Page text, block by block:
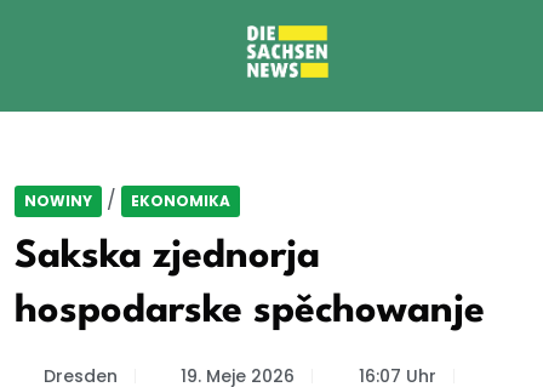
NOWINY / EKONOMIKA
Sakska zjednorja
hospodarske spěchowanje
Dresden 19. Meje 2026 16:07 Uhr